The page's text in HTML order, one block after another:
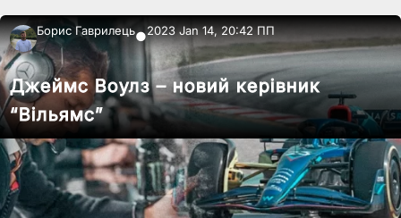
Борис Гаврилець●2023 Jan 14, 20:42 ПП
Джеймс Воулз – новий керівник
“Вільямс”